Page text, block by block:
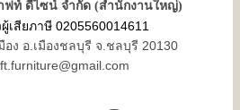
ฟท์ ดีไซน์ จำกัด (สำนักงานใหญ่)
เสียภาษี 0205560014611
อง อ.เมืองชลบุรี จ.ชลบุรี 20130